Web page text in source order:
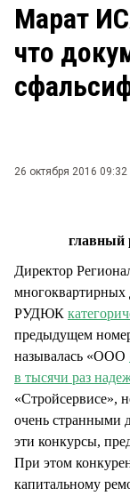
ЗАКОН
НОВОСТИ
Марат
что
26 октября 2016 09:32
главный
Директор
многоквартирных
РУДЮК
предыдущем
называлась «ООО
в тысячи раз
«Стройсервисе»,
очень странными
эти конкурсы,
При этом
капитальному